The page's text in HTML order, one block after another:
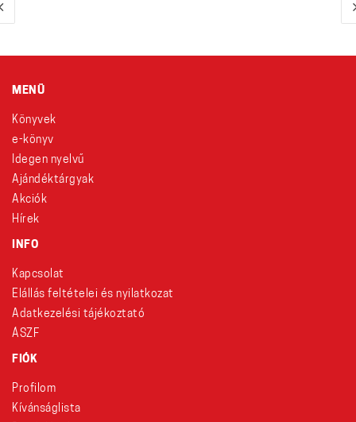
MENÜ
Könyvek
e-könyv
Idegen nyelvű
Ajándéktárgyak
Akciók
Hírek
INFO
Kapcsolat
Elállás feltételei és nyilatkozat
Adatkezelési tájékoztató
ÁSZF
FIÓK
Profilom
Kívánságlista